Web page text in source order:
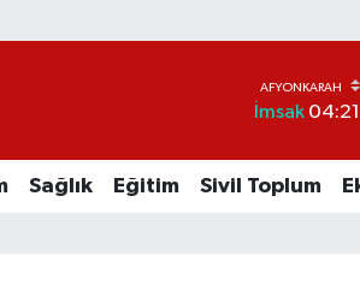
İmsak04:21
Sağlık Eğitim Sivil Toplum